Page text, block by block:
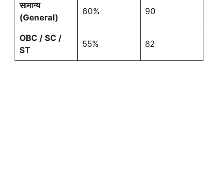
सामान्य
(General)
60% 90
OBC / SC /
ST
55% 82